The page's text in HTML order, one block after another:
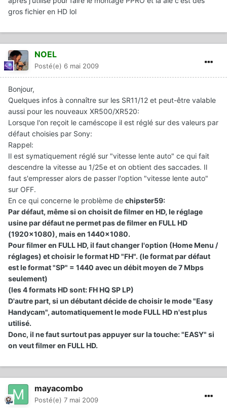
gros fichier en HD lol
NOEL
Posté(e) 6 mai 2009
Bonjour,
Quelques infos à connaître sur les SR11/12 et peut-être valable
aussi pour les nouveaux XR500/XR520:
Lorsque l'on reçoit le caméscope il est réglé sur des valeurs par
défaut choisies par Sony:
Rappel:
Il est symatiquement réglé sur "vitesse lente auto" ce qui fait
descendre la vitesse au 1/25e et on obtient des saccades. Il
faut s'empresser alors de passer l'option "vitesse lente auto"
sur OFF.
En ce qui concerne le problème de chipster59:
Par défaut, même si on choisit de filmer en HD, le réglage
usine par défaut ne permet pas de filmer en FULL HD
(1920x1080), mais en 1440x1080.
Pour filmer en FULL HD, il faut changer l'option (Home Menu /
réglages) et choisir le format HD "FH". (le format par défaut
est le format "SP" = 1440 avec un débit moyen de 7 Mbps
seulement)
(les 4 formats HD sont: FH HQ SP LP)
D'autre part, si un débutant décide de choisir le mode "Easy
Handycam", automatiquement le mode FULL HD n'est plus
utilisé.
Donc, il ne faut surtout pas appuyer sur la touche: "EASY" si
on veut filmer en FULL HD.
mayacombo
Posté(e) 7 mai 2009